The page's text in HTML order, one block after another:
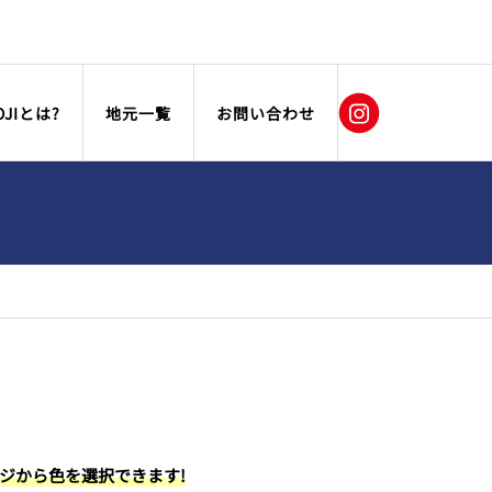
とは? 地元一覧 お問い合わせ
から色を選択できます!